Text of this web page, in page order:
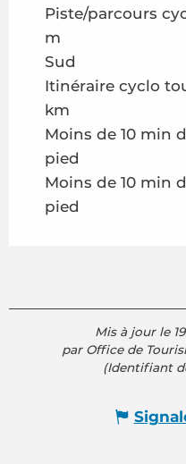
Piste/parcours
m
Sud
Itinéraire cyclo
km
Moins de 10 min
pied
Moins de 10 min
pied
Mis à jour le
par Office de
(Identifiant